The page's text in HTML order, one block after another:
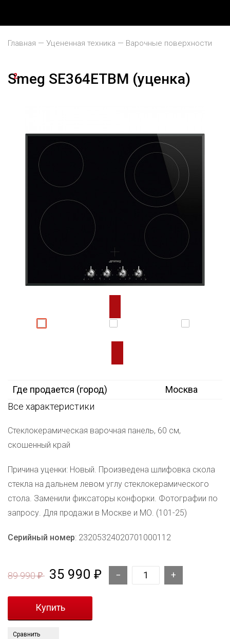
Главная Уцененная техника Варочные поверхности
Smeg SE364ETBM (уценка)
Где продается (город)
Москва
Все характеристики
Cтеклокерамическая варочная панель, 60 см,
скошенный край
Причина уценки: Новый. Произведена шлифовка скола
стекла на дальнем левом углу стеклокерамического
стола. Заменили фиксаторы конфорки. Фотографии по
запросу. Для продажи в Москве и МО. (101-25)
Серийный номер: 23205324020701000112
89 990₽ 35 990 ₽
Сравнить
2